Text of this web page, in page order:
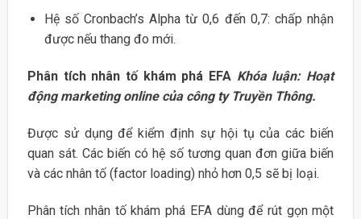
Hệ số Cronbach’s Alpha từ 0,6 đến 0,7: chấp nhận
được nếu thang đo mới.
Phân tích nhân tố khám phá EFA Khóa luận: Hoạt
động marketing online của công ty Truyền Thông.
Được sử dụng để kiểm định sự hội tụ của các biến
quan sát. Các biến có hệ số tương quan đơn giữa biến
và các nhân tố (factor loading) nhỏ hơn 0,5 sẽ bị loại.
Phân tích nhân tố khám phá EFA dùng để rút gọn một